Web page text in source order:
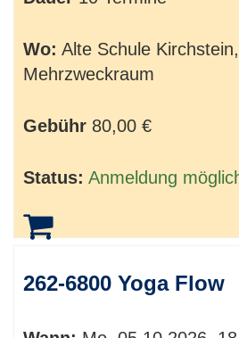
Wo: Alte Schule
Mehrzweckraum
Gebühr 80,00 €
Status: Anmeldung
262-6800 Yoga Flow